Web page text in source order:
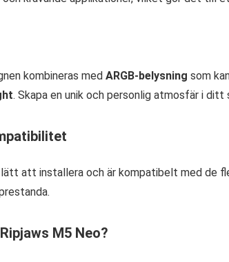
kombineras med ARGB-belysning som
. Skapa en unik och personlig atmosfär i
lätt att installera och är kompatibelt med de
M5 Neo?